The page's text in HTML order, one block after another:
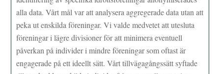
alla data. Vårt mål var att analysera aggregerade data utan att
peka ut enskilda föreningar. Vi valde medvetet att utesluta
föreningar i lägre divisioner för att minimera eventuell
påverkan på individer i mindre föreningar som oftast är
engagerade på ett ideellt sätt. Vårt tillvägagångssätt syftade